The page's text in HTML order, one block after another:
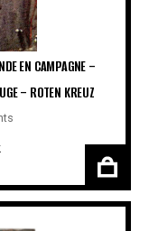
EN CAMPAGNE –
– ROTEN KREUZ